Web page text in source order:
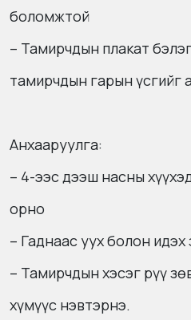
боломжтой
– Тамирчдын плакат
тамирчдын гарын үсгийг
Анхааруулга:
– 4-ээс дээш насны
орно
– Гаднаас уух болон идэх
– Тамирчдын хэсэг рүү
хүмүүс нэвтэрнэ.